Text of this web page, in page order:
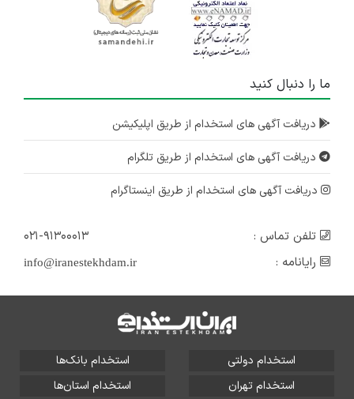
ما را دنبال کنید
دریافت آگهی های استخدام از طریق اپلیکیشن
دریافت آگهی های استخدام از طریق تلگرام
دریافت آگهی های استخدام از طریق اینستاگرام
تلفن تماس :
۰۲۱-۹۱۳۰۰۰۱۳
رایانامه :
info@iranestekhdam.ir
استخدام دولتی
استخدام بانک‌ها
استخدام تهران
استخدام استان‌ها